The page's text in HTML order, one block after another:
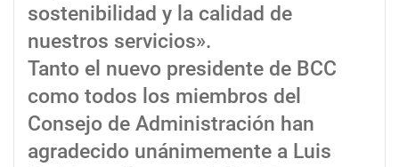
sostenibilidad y la calidad de
nuestros servicios».
Tanto el nuevo presidente de BCC
como todos los miembros del
Consejo de Administración han
agradecido unánimemente a Luis